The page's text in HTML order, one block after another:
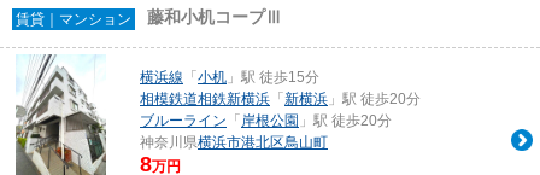
賃貸｜マンション 藤和小机コープⅢ
横浜線 「 小机 」駅 徒歩15分
相模鉄道相鉄新横浜 「 新横浜 」駅 徒歩20分
ブルーライン 「 岸根公園 」駅 徒歩20分
神奈川県横浜市港北区鳥山町
8万円